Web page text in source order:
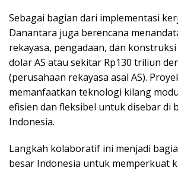
Sebagai bagian dari implementasi
Danantara juga berencana
rekayasa, pengadaan, dan
dolar AS atau sekitar Rp130 triliun
(perusahaan rekayasa asal AS).
memanfaatkan teknologi kilang
efisien dan fleksibel untuk disebar di
Indonesia.
Langkah kolaboratif ini menjadi
besar Indonesia untuk memperkuat